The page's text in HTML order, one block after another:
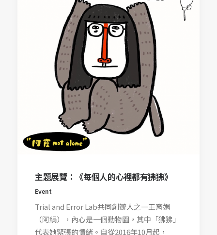
主題展覽：《每個人的心裡都有狒狒》
Event
Trial and Error Lab共同創辧人之一王育娟
（阿絹），內心是一個動物園，其中「狒狒」
代表她緊張的情緒。自從2016年10月起，